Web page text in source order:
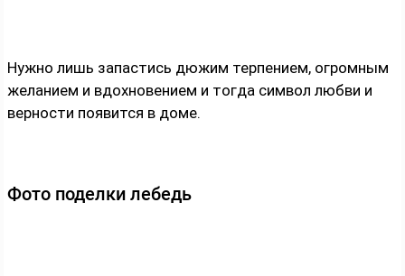
Нужно лишь запастись дюжим терпением, огромным
желанием и вдохновением и тогда символ любви и
верности появится в доме.
Фото поделки лебедь